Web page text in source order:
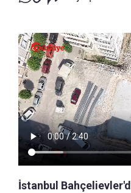
İstanbul